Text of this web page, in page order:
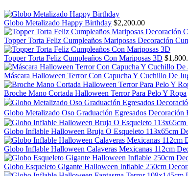
Globo Metalizado Happy Birthday $2,200.00
Topper Torta Feliz Cumpleaños Mariposas Decoración
Topper Torta Feliz Cumpleaños Con Mariposas 3D $
Máscara Halloween Terror Con Capucha Y Cuchillo De
Broche Mano Cortada Halloween Terror Para Pelo Y Ropa
Globo Metalizado Oso Graduación Egresados Decoración
Globo Inflable Halloween Bruja O Esqueleto 113x65cm
Globo Inflable Halloween Calaveras Mexicanas 112cm
Globo Esqueleto Gigante Halloween Inflable 250cm